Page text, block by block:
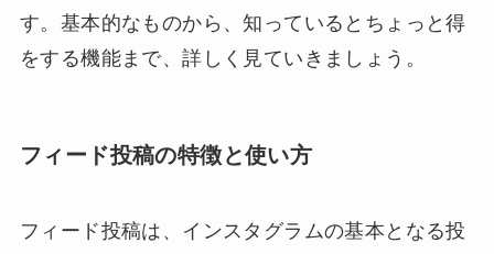
す。基本的なものから、知っているとちょっと得
をする機能まで、詳しく見ていきましょう。
フィード投稿の特徴と使い方
フィード投稿は、インスタグラムの基本となる投